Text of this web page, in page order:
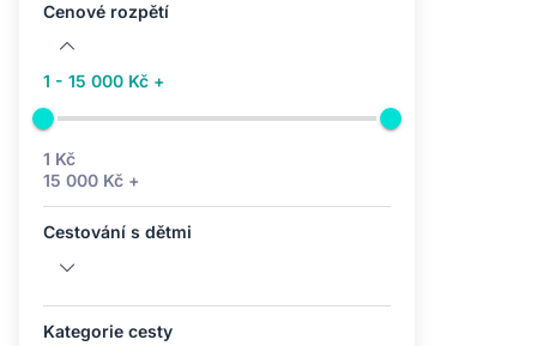
Cenové rozpětí
1 - 15 000 Kč +
1 Kč
15 000 Kč +
Cestování s dětmi
Kategorie cesty